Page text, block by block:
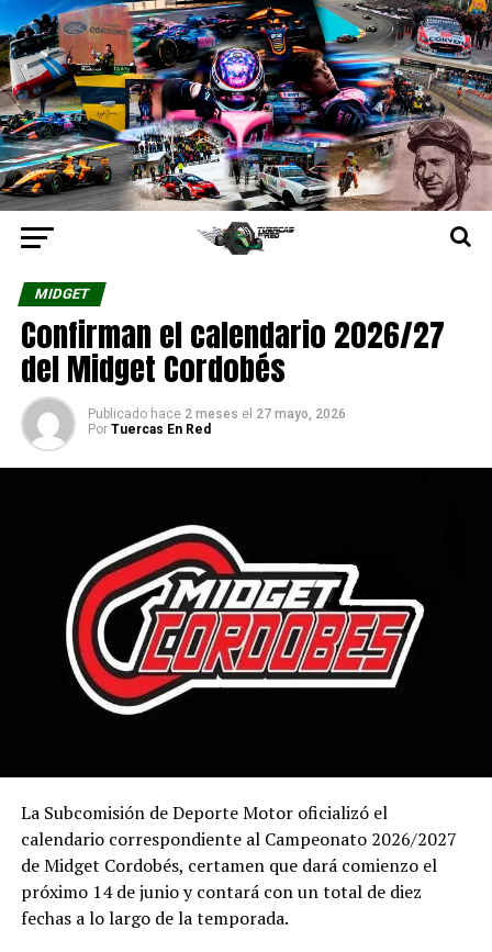
MIDGET
Confirman el calendario 2026/27
del Midget Cordobés
Publicado hace 2 meses el 27 mayo, 2026
Por Tuercas En Red
La Subcomisión de Deporte Motor oficializó el
calendario correspondiente al Campeonato 2026/2027
de Midget Cordobés, certamen que dará comienzo el
próximo 14 de junio y contará con un total de diez
fechas a lo largo de la temporada.